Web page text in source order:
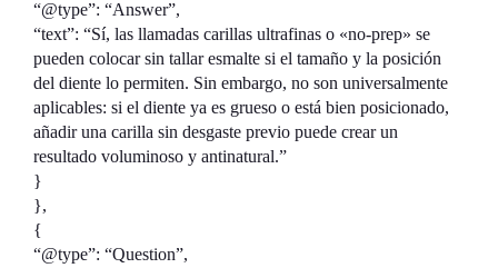
“@type”: “Answer”,
“text”: “Sí, las llamadas carillas ultrafinas o «no-prep» se
pueden colocar sin tallar esmalte si el tamaño y la posición
del diente lo permiten. Sin embargo, no son universalmente
aplicables: si el diente ya es grueso o está bien posicionado,
añadir una carilla sin desgaste previo puede crear un
resultado voluminoso y antinatural.”
}
},
{
“@type”: “Question”,